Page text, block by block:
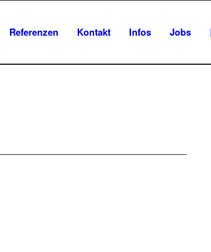
Referenzen Kontakt Infos Jobs